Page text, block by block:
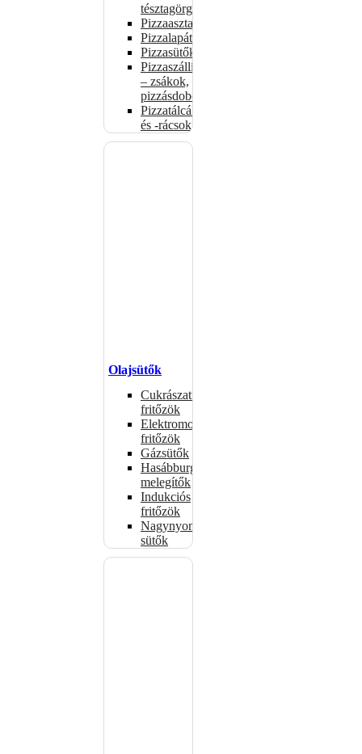
tésztagörgők
Pizzaasztalok
Pizzalapátok
Pizzasütők
Pizzaszállítás
– zsákok,
pizzásdobozok
Pizzatálcák
és -rácsok
Olajsütők
Cukrászati
fritőzök
Elektromos
fritőzök
Gázsütők
Hasábburgonya
melegítők
Indukciós
fritőzök
Nagynyomású
sütők